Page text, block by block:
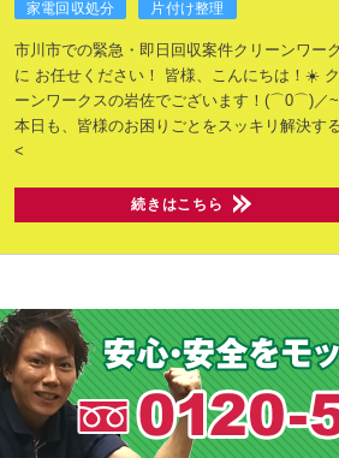
家電回収処分
片付け整理
市川市での緊急・即日回収案件クリーンワー
に お任せください！ 皆様、こんにちは！☀️
ーンワークスの岩佐でございます！(⌒0⌒)／
本日も、皆様のお困りごとをスッキリ解決する
<
続きはこちら